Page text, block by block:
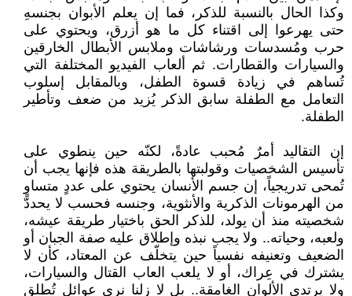
وكذا الحال بالنسبة للذكر، فما إن يعلم الأبوان بجنسهِ
حتى يهرعوا إلى اقتناء كل ما هو أزرق، ويحتوي على
حرب ومُسدسات ورشاشات وملابس الأبطال الخارقين
والسيارات والقطارات. ثم ألعاب الفيديو المختلفة التي
تُساهم في زيادة قسوة الطفل، وبالمقابل إسلوب
التعامل مع الطفلة سابق الذكر يُزيد من ضعف وتأطير
الطفلة.
إن التقاليد أمرٌ مُحبب عادةً، لكنّه حين ينطوي على
تأسيس الشخصيات وقولبتها بالطريقة هذه فإنها يجب أن
تُمحى تدريجياً، إن جسم الأنسان يحتوي على عددٍ متساوٍ
من الهرمونات الذكرية والأنثوية، وجنسه فحسب لا يحددّ
شخصيته منذ أن يولد، للذكر الحق باختيار طريقة عيشه،
ولعبه، وحياته.. ولا يجب نبذه وإطلاق عليه صفة الجبان أو
الضعيف وتعنيفه نفسياً حين يتخلّف عن المعتاد، كأن لا
يشترك في عِراك، أو لا يلعب العاب القتال والسيارات،
ولا يرتدي الألوان الغامقة.. بل لا زلنا نرى عوائل تُطلق